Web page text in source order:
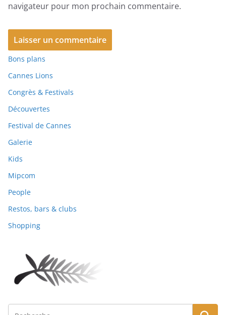
navigateur pour mon prochain commentaire.
Bons plans
Cannes Lions
Congrès & Festivals
Découvertes
Festival de Cannes
Galerie
Kids
Mipcom
People
Restos, bars & clubs
Shopping